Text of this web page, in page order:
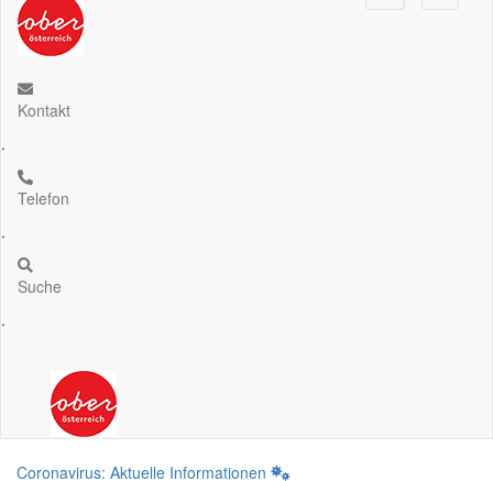
Kontakt
.
Telefon
.
Suche
.
Coronavirus: Aktuelle Informationen